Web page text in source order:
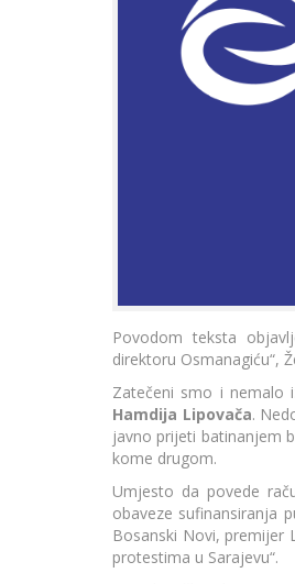
Povodom teksta
direktoru Osmanagiću“,
Zatečeni smo i nemalo
Hamdija Lipovača.
javno prijeti batinanjem
kome drugom.
Umjesto da povede
obaveze sufinansiranja
Bosanski Novi, premijer
protestima u Sarajevu“.